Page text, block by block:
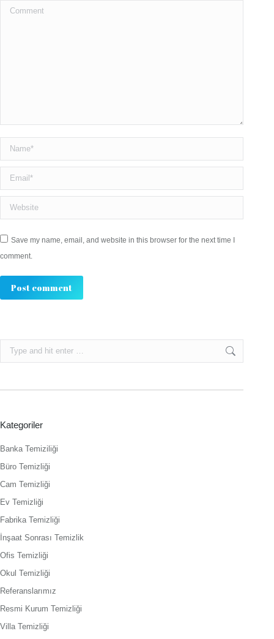
Comment
Name *
Email *
Website
Save my name, email, and website in this browser for the next time I
comment.
Post comment
Search:
Kategoriler
Banka Temiziliği
Büro Temizliği
Cam Temizliği
Ev Temizliği
Fabrika Temizliği
İnşaat Sonrası Temizlik
Ofis Temizliği
Okul Temizliği
Referanslarımız
Resmi Kurum Temizliği
Villa Temizliği